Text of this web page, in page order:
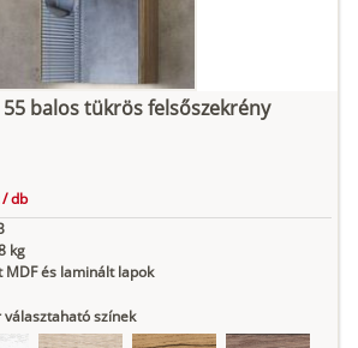
Nádzöld
balos tükrös felsőszekrény
/db
kg
MDF és laminált lapok
színek